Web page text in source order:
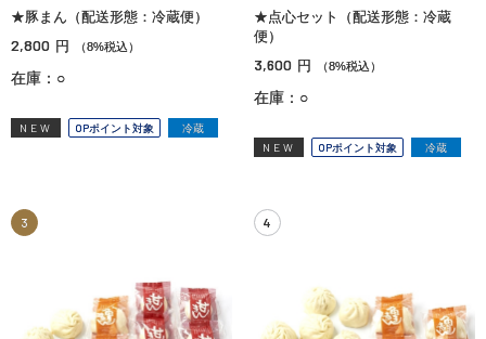
★豚まん（配送形態：冷蔵便）
2,800 円 （8%税込）
在庫：○
NEW OPポイント対象 冷蔵
★点心セット（配送形態：冷蔵
便）
3,600 円 （8%税込）
在庫：○
NEW OPポイント対象 冷蔵
3 4